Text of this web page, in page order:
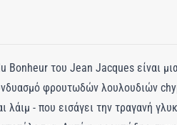
Bonheur του Jean Jacques είναι
φρουτωδών λουλουδιών
λάιμ - που εισάγει την τραγανή